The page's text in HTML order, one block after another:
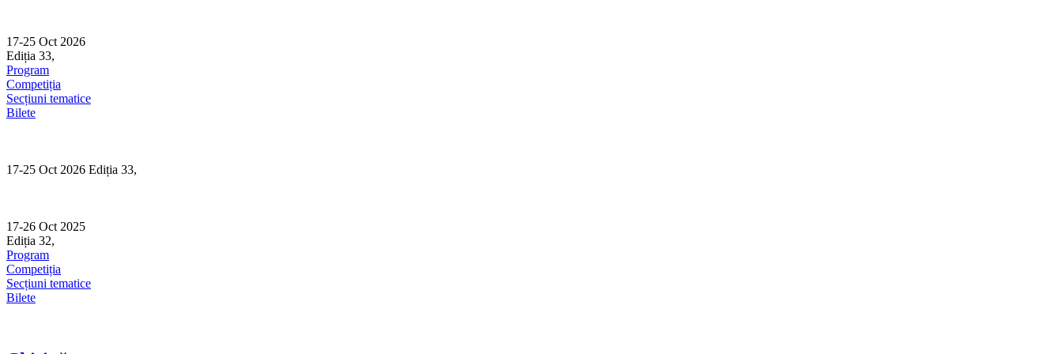
content
17-25 Oct 2026
Ediția 33,
Program
Competiția
Secțiuni tematice
Bilete
17-25 Oct 2026 Ediția 33,
17-26 Oct 2025
Ediția 32,
Program
Competiția
Secțiuni tematice
Bilete